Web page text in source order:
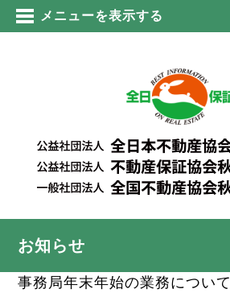
メニューを表示する
お知らせ
事務局年末年始の業務について